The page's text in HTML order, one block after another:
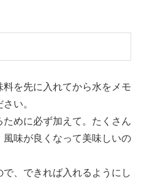
料を先に入れてから水をメモ
い。
ために必ず加えて。たくさん
味が良くなって美味しいの
で、できれば入れるようにし